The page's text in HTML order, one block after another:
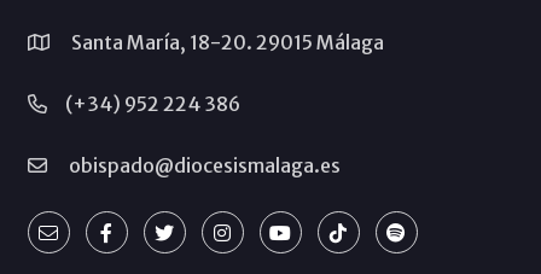
Santa María, 18-20. 29015 Málaga
(+34) 952 224 386
obispado@diocesismalaga.es